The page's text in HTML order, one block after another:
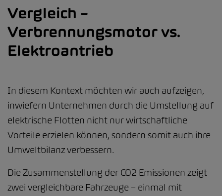
Vergleich –
Verbrennungsmotor vs.
Elektroantrieb
In diesem Kontext möchten wir auch aufzeigen,
inwiefern Unternehmen durch die Umstellung auf
elektrische Flotten nicht nur wirtschaftliche
Vorteile erzielen können, sondern somit auch ihre
Umweltbilanz verbessern.
Die Zusammenstellung der CO2 Emissionen zeigt
zwei vergleichbare Fahrzeuge – einmal mit